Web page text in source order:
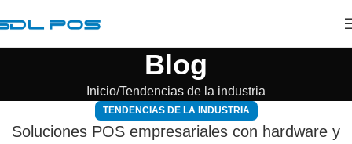
Blog
Inicio Tendencias de la industria
TENDENCIAS DE LA INDUSTRIA
Soluciones POS empresariales con hardware y